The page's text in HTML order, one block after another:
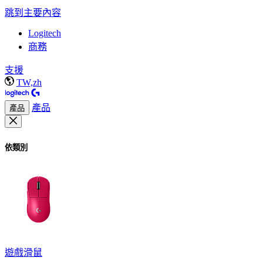
跳到主要內容
Logitech
商務
支援
TW,zh
產品 產品
依類別
遊戲滑鼠